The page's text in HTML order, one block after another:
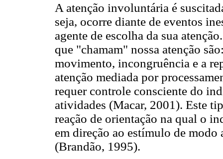
A atenção involuntária é
seja, ocorre diante de eventos
agente de escolha da sua
que "chamam" nossa atenção
movimento, incongruência e a
atenção mediada por
requer controle consciente do
atividades (Macar, 2001). Este
reação de orientação na qual o
em direção ao estímulo de
(Brandão, 1995).